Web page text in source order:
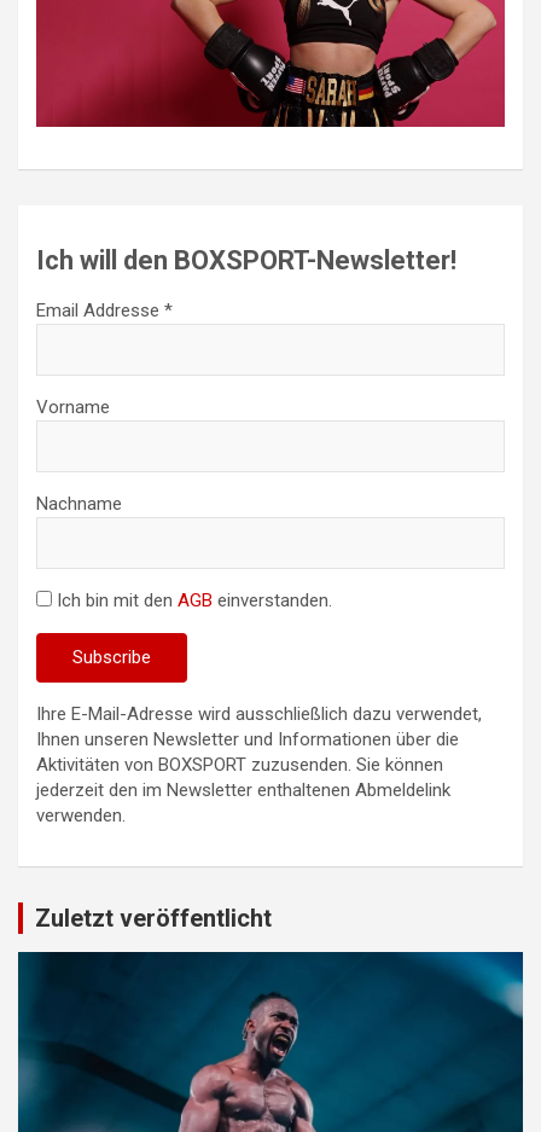
Ich will den BOXSPORT-Newsletter!
Email Addresse *
Vorname
Nachname
Ich bin mit den AGB einverstanden.
Ihre E-Mail-Adresse wird ausschließlich dazu verwendet,
Ihnen unseren Newsletter und Informationen über die
Aktivitäten von BOXSPORT zuzusenden. Sie können
jederzeit den im Newsletter enthaltenen Abmeldelink
verwenden.
Zuletzt veröffentlicht